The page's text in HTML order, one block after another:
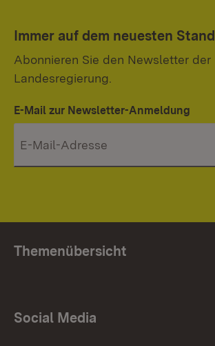
Immer auf dem neuesten Stand
Abonnieren Sie den Newsletter der
Landesregierung.
E-Mail zur Newsletter-Anmeldung
Themenübersicht
Social Media